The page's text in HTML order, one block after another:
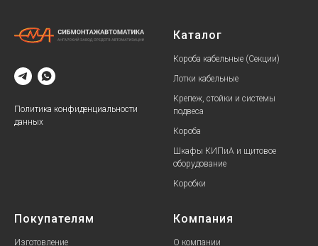
Политика конфиденциальности
данных
Каталог
Короба кабельные (Секции)
Лотки кабельные
Крепеж, стойки и системы
подвеса
Короба
Шкафы КИПиА и щитовое
оборудование
Коробки
Покупателям
Изготовление
Компания
О компании